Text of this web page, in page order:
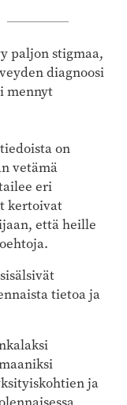
paljon stigmaa,
diagnoosi
mennyt
on
vetämä
eri
kertoivat
että heille
tietoa ja
ja